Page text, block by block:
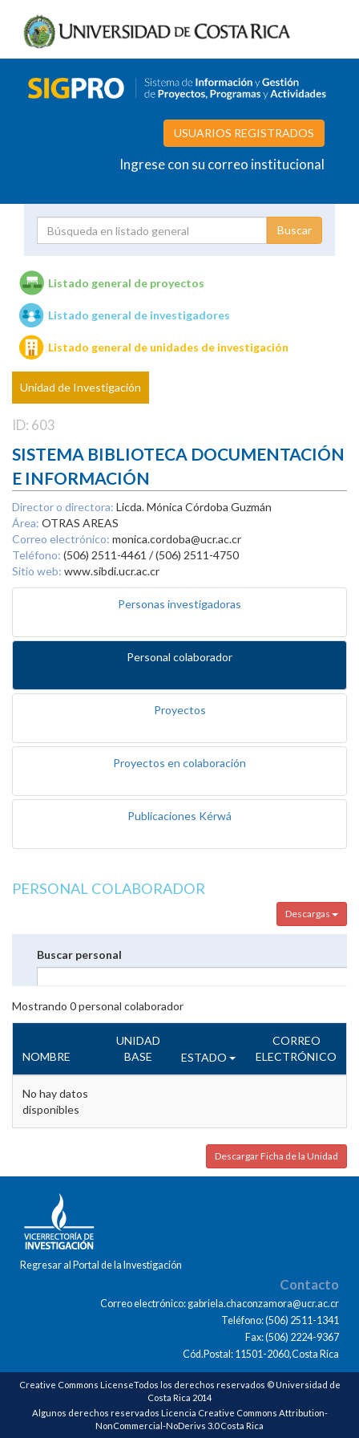
USUARIOS REGISTRADOS
Ingrese con su correo institucional
Unidades de investigación
Listado general de proyectos
Listado general de investigadores
Listado general de unidades de investigación
Unidad de Investigación
ID: 603
SISTEMA BIBLIOTECA DOCUMENTACIÓN
E INFORMACIÓN
Director o directora: Licda. Mónica Córdoba Guzmán
Área: OTRAS AREAS
Correo electrónico: monica.cordoba@ucr.ac.cr
Teléfono: (506) 2511-4461 / (506) 2511-4750
Sitio web: www.sibdi.ucr.ac.cr
Personas investigadoras
Personal colaborador
Proyectos
Proyectos en colaboración
Publicaciones Kérwá
PERSONAL COLABORADOR
Descargas
Buscar personal
Mostrando 0personal colaborador
NOMBRE
UNIDAD
BASE
ESTADO
CORREO
ELECTRÓNICO
No hay datos
disponibles
Descargar Ficha de la Unidad
Regresar al Portal de la Investigación
Contacto
Correo electrónico: gabriela.chaconzamora@ucr.ac.cr
Teléfono: (506) 2511-1341
Fax: (506) 2224-9367
Cód.Postal: 11501-2060,Costa Rica
Creative Commons LicenseTodos los derechos reservados © Universidad de
Costa Rica 2014
Algunos derechos reservados Licencia Creative Commons Attribution-
NonCommercial-NoDerivs 3.0 Costa Rica